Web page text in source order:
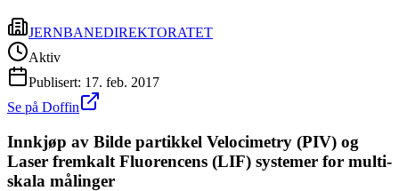
JERNBANEDIREKTORATET
Aktiv
Publisert: 17. feb. 2017
Se på Doffin
Innkjøp av Bilde partikkel Velocimetry (PIV) og
Laser fremkalt Fluorencens (LIF) systemer for multi-
skala målinger